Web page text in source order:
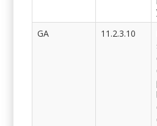
GA
11.2.3.10